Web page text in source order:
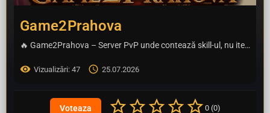
Game2Prahova
🔥 Game2Prahova – Server PvP unde contează skill-ul, nu itemele de pe site! 🔥 Game2Prahova este un server…
Vizualizări: 47 25.07.2026
0 (0)